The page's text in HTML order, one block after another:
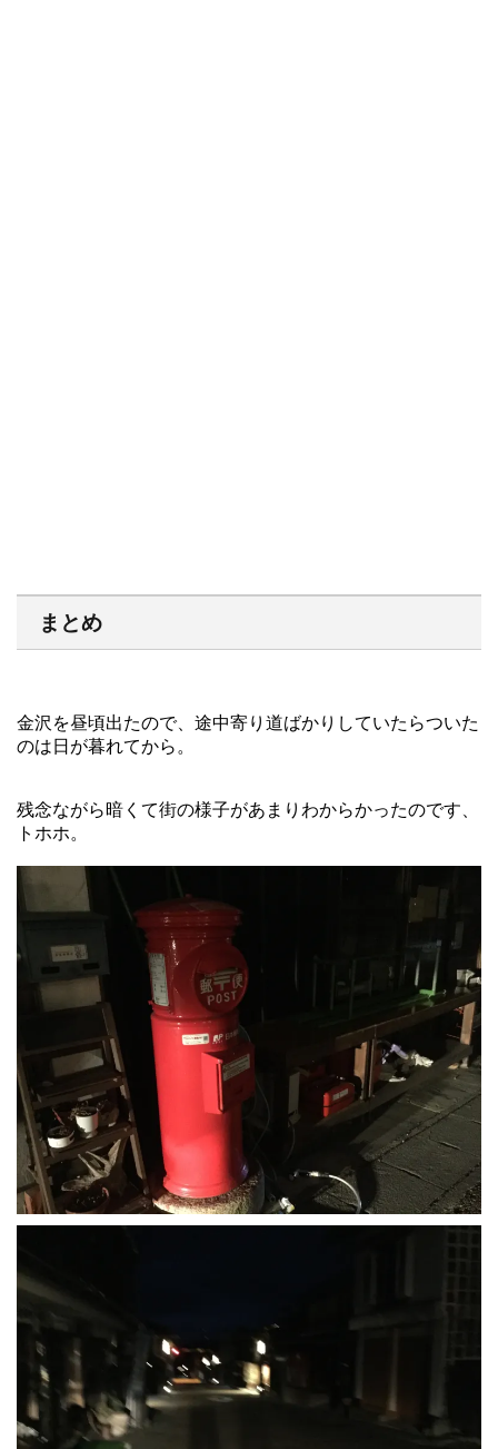
まとめ
金沢を昼頃出たので、途中寄り道ばかりしていたらついた
のは日が暮れてから。
残念ながら暗くて街の様子があまりわからかったのです、
トホホ。